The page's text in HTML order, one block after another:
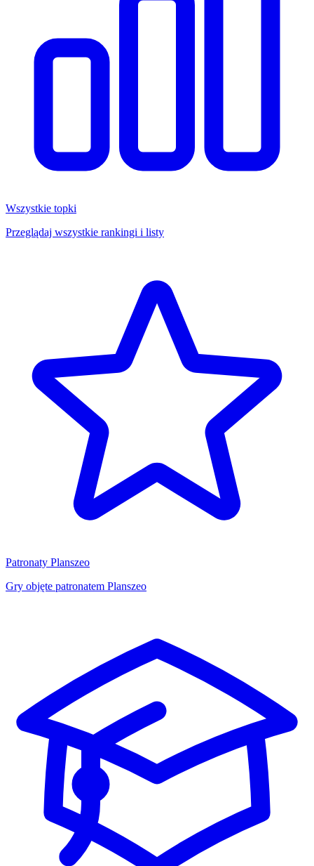
Wszystkie topki
Przeglądaj wszystkie rankingi i listy
Patronaty Planszeo
Gry objęte patronatem Planszeo